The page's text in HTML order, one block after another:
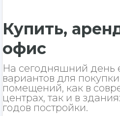
Купить,
офис
На сегодняшний день
вариантов для
помещений, как в
центрах, так и в
годов постройки.